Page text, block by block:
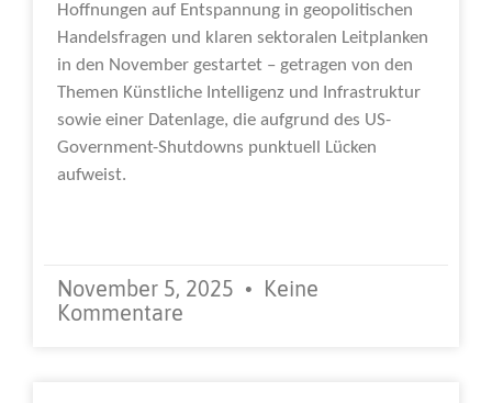
Hoffnungen auf Entspannung in geopolitischen
Handelsfragen und klaren sektoralen Leitplanken
in den November gestartet – getragen von den
Themen Künstliche Intelligenz und Infrastruktur
sowie einer Datenlage, die aufgrund des US-
Government-Shutdowns punktuell Lücken
aufweist.
November 5, 2025
Keine
Kommentare